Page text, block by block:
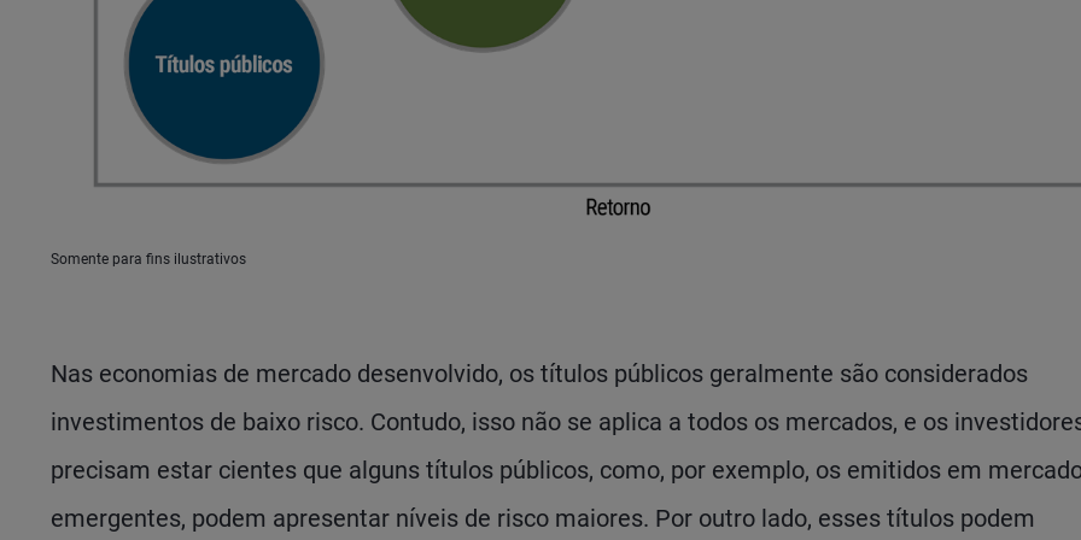
Somente para fins ilustrativos
Nas economias de mercado desenvolvido, os títulos públicos geralmente são considerados
investimentos de baixo risco. Contudo, isso não se aplica a todos os mercados, e os
precisam estar cientes que alguns títulos públicos, como, por exemplo, os emitidos em
emergentes, podem apresentar níveis de risco maiores. Por outro lado, esses títulos podem